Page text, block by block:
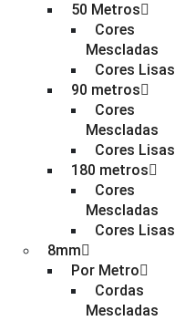
50 Metros
Cores
Mescladas
Cores Lisas
90 metros
Cores
Mescladas
Cores Lisas
180 metros
Cores
Mescladas
Cores Lisas
8mm
Por Metro
Cordas
Mescladas